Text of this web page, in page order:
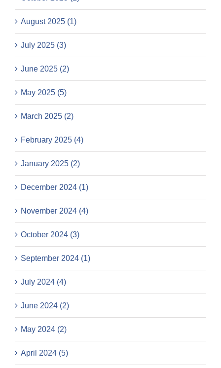
August 2025 (1)
July 2025 (3)
June 2025 (2)
May 2025 (5)
March 2025 (2)
February 2025 (4)
January 2025 (2)
December 2024 (1)
November 2024 (4)
October 2024 (3)
September 2024 (1)
July 2024 (4)
June 2024 (2)
May 2024 (2)
April 2024 (5)